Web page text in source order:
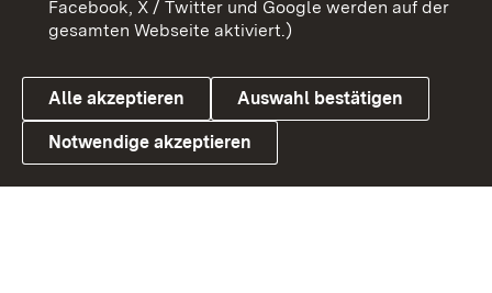
Link zum Landesportal
Cookies
Facebook, X / Twitter und Google werden auf der
gesamten Webseite aktiviert.)
Alle akzeptieren Auswahl bestätigen
Notwendige akzeptieren